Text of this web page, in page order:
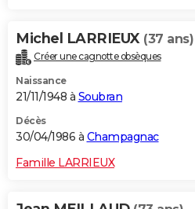
Michel LARRIEUX (37 ans)
Créer une cagnotte obsèques
Naissance
21/11/1948 à Soubran
Décès
30/04/1986 à Champagnac
Famille LARRIEUX